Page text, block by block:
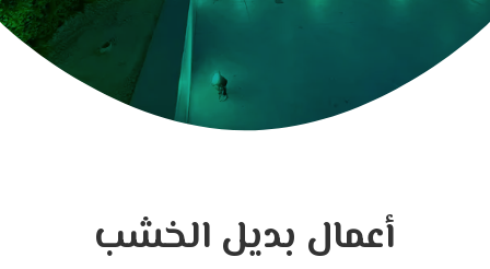
أعمال بديل الخشب